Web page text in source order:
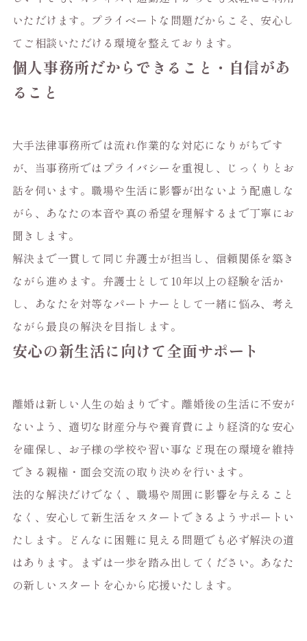
いただけます。プライベートな問題だからこそ、安心し
てご相談いただける環境を整えております。
個人事務所だからできること・自信があ
ること
大手法律事務所では流れ作業的な対応になりがちです
が、当事務所ではプライバシーを重視し、じっくりとお
話を伺います。職場や生活に影響が出ないよう配慮しな
がら、あなたの本音や真の希望を理解するまで丁寧にお
聞きします。
解決まで一貫して同じ弁護士が担当し、信頼関係を築き
ながら進めます。弁護士として10年以上の経験を活か
し、あなたを対等なパートナーとして一緒に悩み、考え
ながら最良の解決を目指します。
安心の新生活に向けて全面サポート
離婚は新しい人生の始まりです。離婚後の生活に不安が
ないよう、適切な財産分与や養育費により経済的な安心
を確保し、お子様の学校や習い事など現在の環境を維持
できる親権・面会交流の取り決めを行います。
法的な解決だけでなく、職場や周囲に影響を与えること
なく、安心して新生活をスタートできるようサポートい
たします。どんなに困難に見える問題でも必ず解決の道
はあります。まずは一歩を踏み出してください。あなた
の新しいスタートを心から応援いたします。